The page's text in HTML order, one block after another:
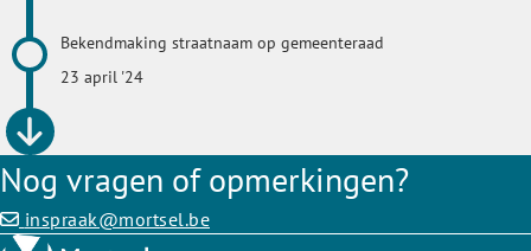
Bekendmaking straatnaam op gemeenteraad
23 april '24
Nog vragen of opmerkingen?
inspraak@mortsel.be